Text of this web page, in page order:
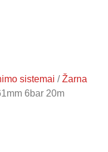
sistemai /Žarna
6bar 20m